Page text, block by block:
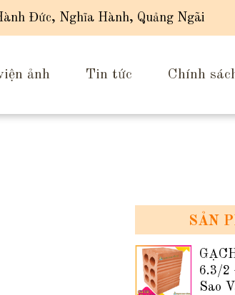
Đức, Nghĩa Hành, Quảng Ngãi
ảnh Tin tức Chính
SẢN
6.3/2
Sao